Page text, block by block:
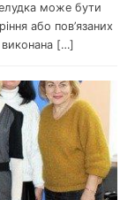
може бути
або пов’язаних
[…]